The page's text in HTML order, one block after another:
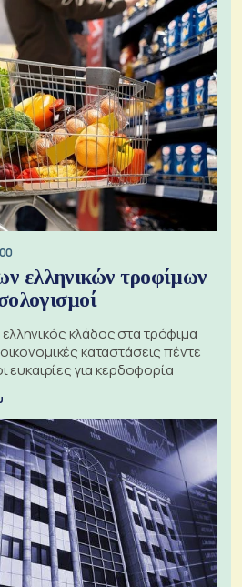
ελληνικών τροφίμων
κλάδος στα τρόφιμα
καταστάσεις πέντε
ευκαιρίες για κερδοφορία